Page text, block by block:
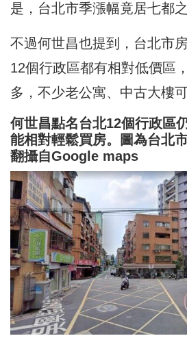
是，台北市季漲幅竟居七都之
不過何世昌也提到，台北市
12個行政區都有相對低價區
多，不少老公寓、中古大樓可
何世昌點名台北12個行政區
能相對輕鬆買房。圖為台北
翻攝自Google maps